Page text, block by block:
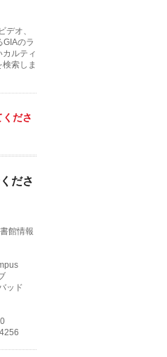
オ、
のラ
ルティ
索しま
ださ
ださ
館情報
ッド